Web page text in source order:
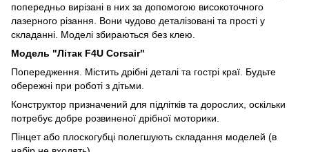
попередньо вирізані в них за допомогою високоточного
лазерного різання. Вони чудово деталізовані та прості у
складанні. Моделі збираються без клею.
Модель "Літак F4U Corsair"
Попередження. Містить дрібні деталі та гострі краї. Будьте
обережні при роботі з дітьми.
Конструктор призначений для підлітків та дорослих, оскільки
потребує добре розвиненої дрібної моторики.
Пінцет або плоскогубці полегшують складання моделей (в